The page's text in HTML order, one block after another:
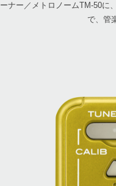
ナー／メトロノームTM-50に
で、管